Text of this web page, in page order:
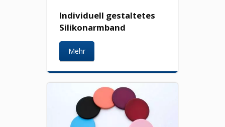
Individuell gestaltetes
Silikonarmband
Mehr